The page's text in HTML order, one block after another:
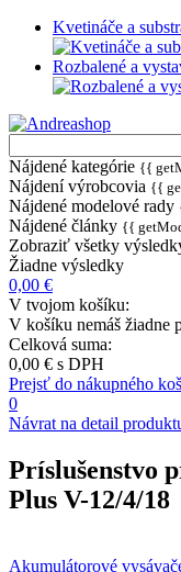
Kvetináče a
Rozbalené a
Nájdené kategórie {{
Nájdení výrobcovia {{
Nájdené modelové rady
Nájdené články {{
Zobraziť všetky
Žiadne výsledky
0,00 €
V tvojom košíku:
V košíku nemáš žiadne
Celková suma:
0,00 € s DPH
Prejsť do nákupného
0
Návrat na detail
Príslušenstvo
Plus V-12/4/18
Akumulátorové